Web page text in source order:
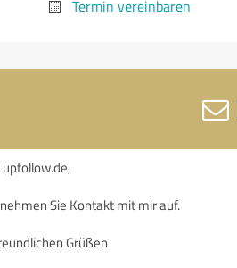
Termin vereinbaren